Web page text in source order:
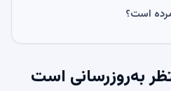
مرده است؟
به‌روزرسانی است